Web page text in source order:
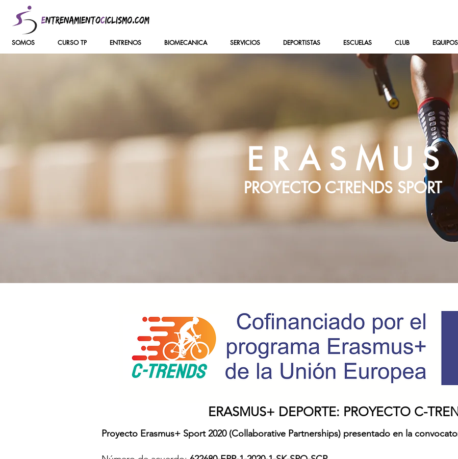
SOMOS CURSO TP ENTRENOS BIOMECANICA SERVICIOS DEPORTISTAS ESCUELAS CLUB EQUIPOS
E R A S M U S
PROYECTO C-TRENDS SPORT
ERASMUS+ DEPORTE: PROYECTO C-
Proyecto Erasmus+ Sport 2020 (Collaborative Partnerships) presentado en la